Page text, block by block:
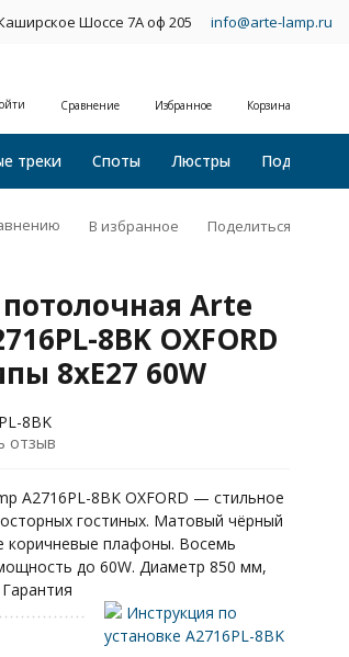
Шоссе 7А оф 205 info@arte-lamp.ru
Сравнение Избранное Корзина
треки Споты Люстры Подвесные
В избранное Поделиться
Arte
8BK OXFORD
8xE27 60W
отзыв
8BK
A2716PL-8BK OXFORD — стильное
гостиных. Матовый чёрный
коричневые плафоны. Восемь
до 60W. Диаметр 850 мм,
Инструкция по
установке A2716PL-8BK